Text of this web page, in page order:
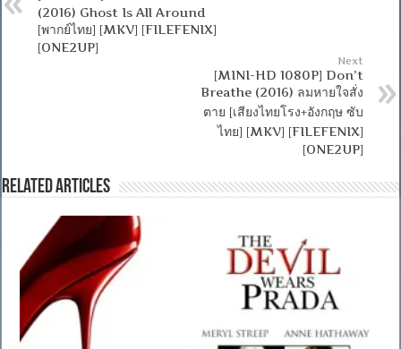
(2016) Ghost Is All Around
[พากย์ไทย] [MKV] [FILEFENIX]
[ONE2UP]
Next
[MINI-HD 1080P] Don’t
Breathe (2016) ลมหายใจสั่ง
ตาย [เสียงไทยโรง+อังกฤษ ซับ
ไทย] [MKV] [FILEFENIX]
[ONE2UP]
Related Articles